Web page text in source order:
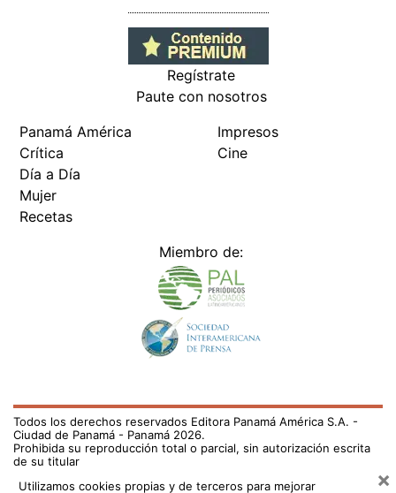
Regístrate
Paute con nosotros
Panamá América
Crítica
Día a Día
Mujer
Recetas
Impresos
Cine
Miembro de:
Todos los derechos reservados Editora Panamá América S.A. -
Ciudad de Panamá - Panamá 2026.
Prohibida su reproducción total o parcial, sin autorización escrita
de su titular
Utilizamos cookies propias y de terceros para mejorar
×